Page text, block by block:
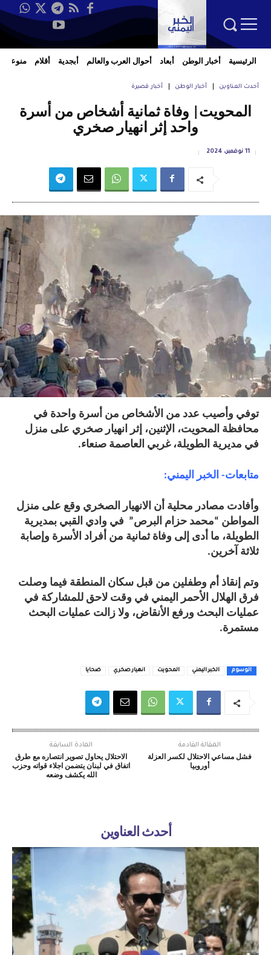
الرئيسية أخبار الوطن أبعاد أحوال العرب والعالم أبجدية أقلام منوعات
أحدث العناوين أخبار الوطن أخبار قصيرة
المحويت| وفاة ثمانية أشخاص من أسرة
واحد إثر انهيار صخري
11 نوفمبر، 2024
توفي وأصيب عدد من الأشخاص من أسرة واحدة في
محافظة المحويت، الإثنين، إثر انهيار صخري على منزل
في مديرية الطويلة، غربي العاصمة صنعاء.
متابعات- الخبر اليمني:
وأفادت مصادر محلية أن الانهيار الصخري وقع على منزل
المواطن “محمد حزام البرص” في وادي القبي بمديرية
الطويلة، ما أدى إلى وفاة ثمانية من أفراد الأسرة وإصابة
ثلاثة آخرين.
وتم إنقاذ أم وطفلين من قبل سكان المنطقة فيما وصلت
فرق الهلال الأحمر اليمني في وقت لاحق للمشاركة في
عمليات البحث ورفع الأنقاض، ولا زالت عمليات البحث
مستمرة.
الوسوم الخبر اليمني المحويت انهيار صخري ضحايا
المادة السابقة
الاحتلال يحاول تصوير انتصاره مع طرق
اتفاق في لبنان يتضمن اجلاء قواته وحزب
الله يكشف وضعه
المقالة القادمة
فشل مساعي الاحتلال لكسر العزلة
أوروبيا
أحدث العناوين